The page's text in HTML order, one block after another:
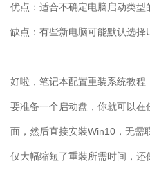
优点：适合不确定电脑启动类型
缺点：有些新电脑可能默认选择
好啦，笔记本配置重装系统教
要准备一个启动盘，你就可以
面，然后直接安装Win10 ，无
仅大幅缩短了重装所需时间，还